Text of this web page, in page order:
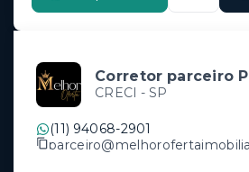
Corretor parceiro
CRECI - SP
(11) 94068-2901